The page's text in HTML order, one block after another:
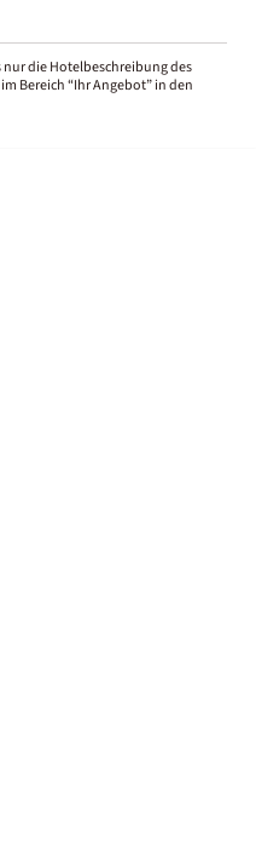
nur die Hotelbeschreibung des
Bereich “Ihr Angebot” in den